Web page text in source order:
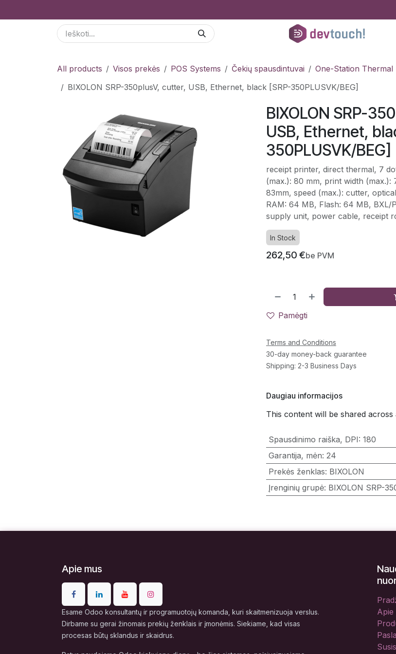
All products Visos prekės POS Systems Čekių spausdintuvai
One-Station Thermal
BIXOLON SRP-350plusV, cutter, USB, Ethernet, black [SRP-350PLUSVK/BEG]
BIXOLON SRP-
USB, Ethernet,
350PLUSVK/BEG]
receipt printer, direct thermal, 7
(max.): 80 mm, print width (max.):
83mm, speed (max.): cutter,
RAM: 64 MB, Flash: 64 MB, BXL/
supply unit, power cable, receipt
In Stock
262,50 €be PVM
Pamėgti
Terms and Conditions
30-day money-back guarantee
Shipping: 2-3 Business Days
Daugiau informacijos
This content will be shared across
Spausdinimo raiška, DPI: 180
Garantija, mėn: 24
Prekės ženklas: BIXOLON
Įrenginių grupė: BIXOLON SRP-
Apie mus
Esame Odoo konsultantų ir programuotojų komanda, kuri skaitmenizuoja verslus.
Dirbame su gerai žinomais prekių ženklais ir įmonėmis. Siekiame, kad visas
procesas būtų sklandus ir skaidrus.
Apie